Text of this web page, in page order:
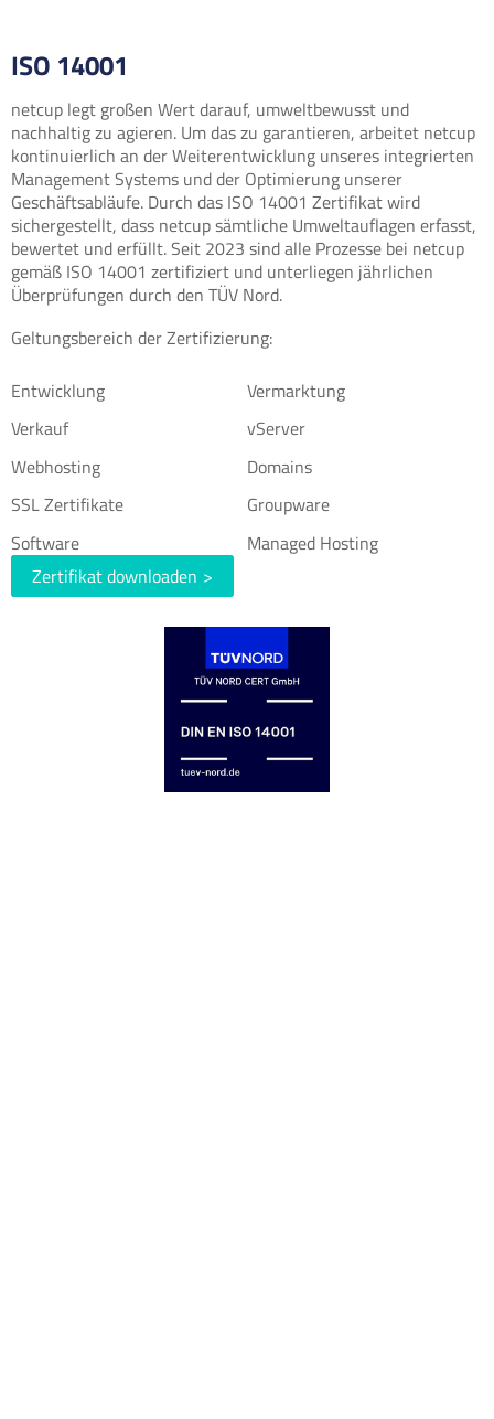
ISO 14001
netcup legt großen Wert darauf, umweltbewusst und
nachhaltig zu agieren. Um das zu garantieren, arbeitet netcup
kontinuierlich an der Weiterentwicklung unseres integrierten
Management Systems und der Optimierung unserer
Geschäftsabläufe. Durch das ISO 14001 Zertifikat wird
sichergestellt, dass netcup sämtliche Umweltauflagen erfasst,
bewertet und erfüllt. Seit 2023 sind alle Prozesse bei netcup
gemäß ISO 14001 zertifiziert und unterliegen jährlichen
Überprüfungen durch den TÜV Nord.
Geltungsbereich der Zertifizierung:
Entwicklung
Vermarktung
Verkauf
vServer
Webhosting
Domains
SSL Zertifikate
Groupware
Software
Managed Hosting
Zertifikat downloaden >